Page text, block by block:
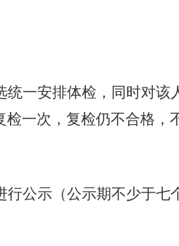
统一安排体检，同时对
一次，复检仍不合格，
公示（公示期不少于七